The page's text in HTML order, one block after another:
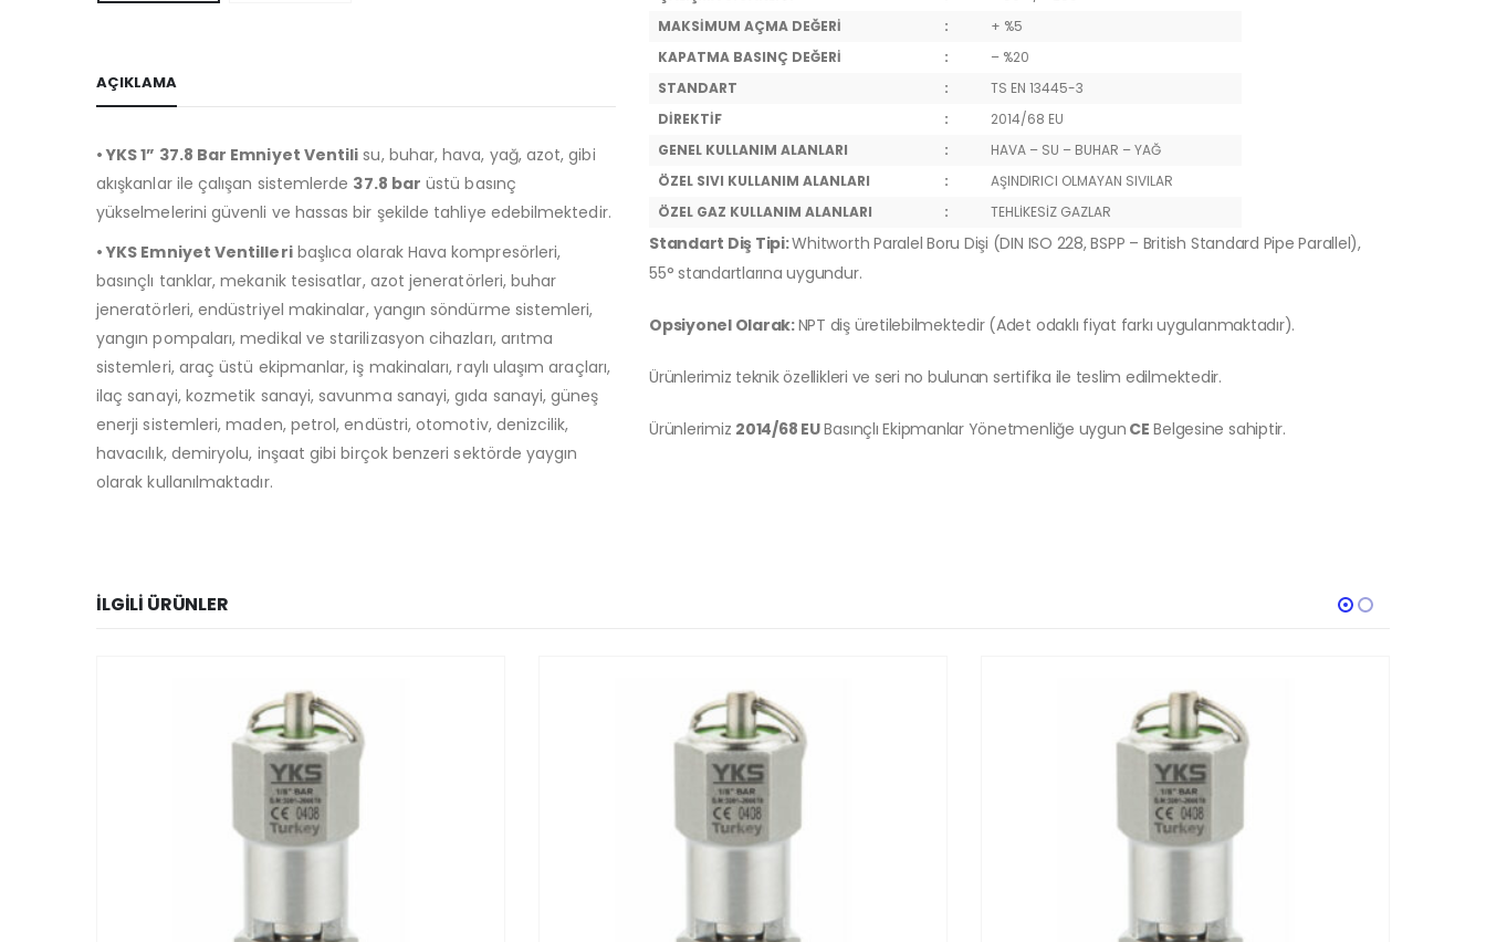
AÇIKLAMA
• YKS 1” 37.8 Bar Emniyet Ventili su, buhar, hava, yağ, azot, gibi
akışkanlar ile çalışan sistemlerde 37.8 bar üstü basınç
yükselmelerini güvenli ve hassas bir şekilde tahliye edebilmektedir.
• YKS Emniyet Ventilleribaşlıca olarak Hava kompresörleri,
basınçlı tanklar, mekanik tesisatlar, azot jeneratörleri, buhar
jeneratörleri, endüstriyel makinalar, yangın söndürme sistemleri,
yangın pompaları, medikal ve starilizasyon cihazları, arıtma
sistemleri, araç üstü ekipmanlar, iş makinaları, raylı ulaşım araçları,
ilaç sanayi, kozmetik sanayi, savunma sanayi, gıda sanayi, güneş
enerji sistemleri, maden, petrol, endüstri, otomotiv, denizcilik,
havacılık, demiryolu, inşaat gibi birçok benzeri sektörde yaygın
olarak kullanılmaktadır.
MAKSİMUM AÇMA DEĞERİ
:
+ %5
KAPATMA BASINÇ DEĞERİ
:
– %20
STANDART
:
TS EN 13445-3
DİREKTİF
:
2014/68 EU
GENEL KULLANIM ALANLARI
:
HAVA – SU – BUHAR – YAĞ
ÖZEL SIVI KULLANIM ALANLARI
:
AŞINDIRICI OLMAYAN SIVILAR
ÖZEL GAZ KULLANIM ALANLARI
: TEHLİKESİZ GAZLAR
Standart Diş Tipi:Whitworth Paralel Boru Dişi (DIN ISO 228, BSPP – British Standard Pipe Parallel),
55° standartlarına uygundur.
Opsiyonel Olarak:NPT diş üretilebilmektedir (Adet odaklı fiyat farkı uygulanmaktadır).
Ürünlerimiz teknik özellikleri ve seri no bulunan sertifika ile teslim edilmektedir.
Ürünlerimiz 2014/68 EUBasınçlı Ekipmanlar Yönetmenliğe uygun CE Belgesine sahiptir.
İLGILI ÜRÜNLER